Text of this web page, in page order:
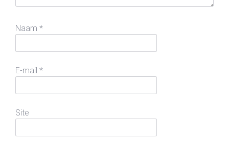
Naam *
E-mail *
Site